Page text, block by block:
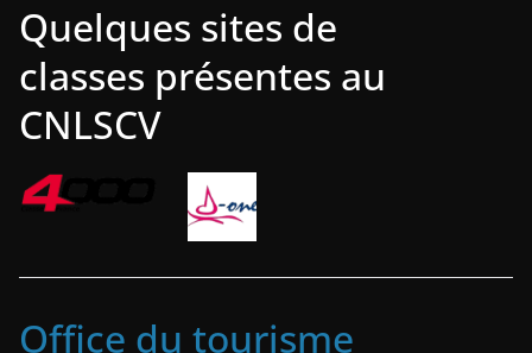
Quelques sites de
classes présentes au
CNLSCV
Office du tourisme